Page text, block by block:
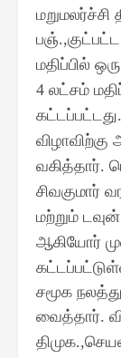
பஞ்.,
மதிப்பில்
4 லட்சம்
கட்டப்பட்டது.
விழாவிற்கு
வகித்தார்.
சிவகுமார்
மற்றும்
ஆகியோர்
சமூக
வைத்தார்.
திமுக.,